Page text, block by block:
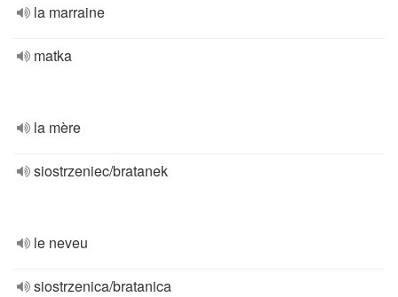
la marraine
matka
la mère
siostrzeniec/bratanek
le neveu
siostrzenica/bratanica